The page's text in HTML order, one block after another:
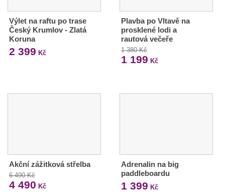
Výlet na raftu po trase
Český Krumlov - Zlatá
Koruna
2 399 Kč
Plavba po Vltavě na
prosklené lodi a
rautová večeře
1 380 Kč
1 199 Kč
Akční zážitková střelba
6 490 Kč
4 490 Kč
Adrenalin na big
paddleboardu
1 399 Kč